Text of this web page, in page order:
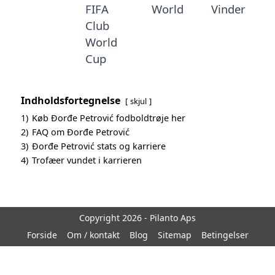
FIFA
Club
World
Cup
World Vinder
Indholdsfortegnelse skjul
1) Køb Đorđe Petrović fodboldtrøje her
2) FAQ om Đorđe Petrović
3) Đorđe Petrović stats og karriere
4) Trofæer vundet i karrieren
Copyright 2026 - Pilanto Aps
Forside
Om / kontakt Blog Sitemap Betingelser